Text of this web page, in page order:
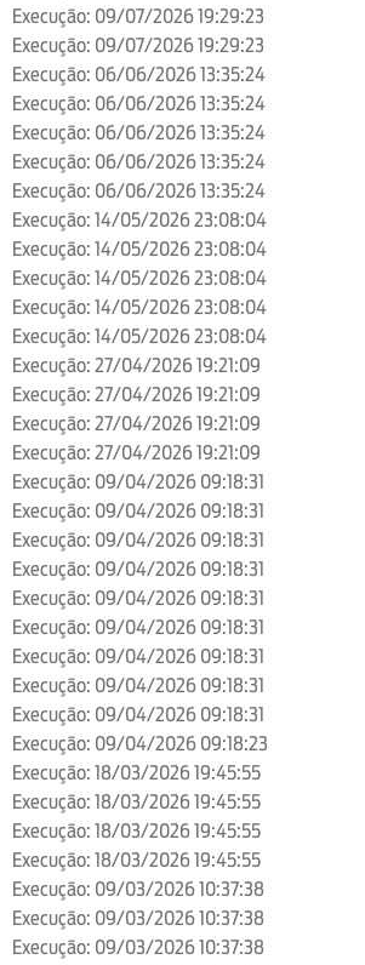
Execução: 09/07/2026 19:29:23
Execução: 09/07/2026 19:29:23
Execução: 06/06/2026 13:35:24
Execução: 06/06/2026 13:35:24
Execução: 06/06/2026 13:35:24
Execução: 06/06/2026 13:35:24
Execução: 06/06/2026 13:35:24
Execução: 14/05/2026 23:08:04
Execução: 14/05/2026 23:08:04
Execução: 14/05/2026 23:08:04
Execução: 14/05/2026 23:08:04
Execução: 14/05/2026 23:08:04
Execução: 27/04/2026 19:21:09
Execução: 27/04/2026 19:21:09
Execução: 27/04/2026 19:21:09
Execução: 27/04/2026 19:21:09
Execução: 09/04/2026 09:18:31
Execução: 09/04/2026 09:18:31
Execução: 09/04/2026 09:18:31
Execução: 09/04/2026 09:18:31
Execução: 09/04/2026 09:18:31
Execução: 09/04/2026 09:18:31
Execução: 09/04/2026 09:18:31
Execução: 09/04/2026 09:18:31
Execução: 09/04/2026 09:18:31
Execução: 09/04/2026 09:18:23
Execução: 18/03/2026 19:45:55
Execução: 18/03/2026 19:45:55
Execução: 18/03/2026 19:45:55
Execução: 18/03/2026 19:45:55
Execução: 09/03/2026 10:37:38
Execução: 09/03/2026 10:37:38
Execução: 09/03/2026 10:37:38